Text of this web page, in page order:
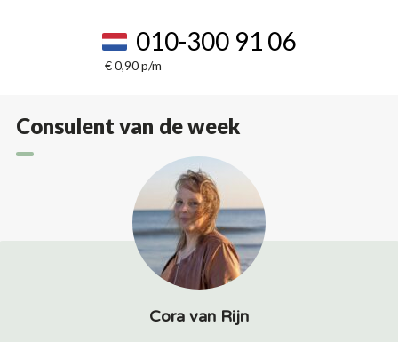
010-300 91 06
€ 0,90 p/m
Consulent van de week
Cora van Rijn